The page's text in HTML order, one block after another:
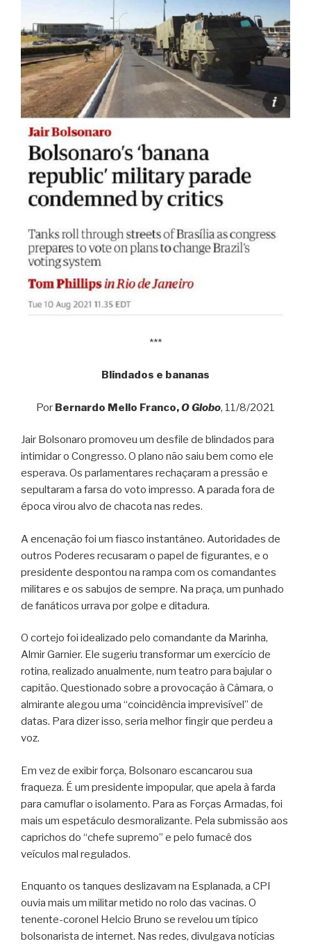
***
Blindados e bananas
Por Bernardo Mello Franco,O Globo, 11/8/2021
Jair Bolsonaro promoveu um desfile de blindados para
intimidar o Congresso. O plano não saiu bem como ele
esperava. Os parlamentares rechaçaram a pressão e
sepultaram a farsa do voto impresso. A parada fora de
época virou alvo de chacota nas redes.
A encenação foi um fiasco instantâneo. Autoridades de
outros Poderes recusaram o papel de figurantes, e o
presidente despontou na rampa com os comandantes
militares e os sabujos de sempre. Na praça, um punhado
de fanáticos urrava por golpe e ditadura.
O cortejo foi idealizado pelo comandante da Marinha,
Almir Garnier. Ele sugeriu transformar um exercício de
rotina, realizado anualmente, num teatro para bajular o
capitão. Questionado sobre a provocação à Câmara, o
almirante alegou uma “coincidência imprevisível” de
datas. Para dizer isso, seria melhor fingir que perdeu a
voz.
Em vez de exibir força, Bolsonaro escancarou sua
fraqueza. É um presidente impopular, que apela à farda
para camuflar o isolamento. Para as Forças Armadas, foi
mais um espetáculo desmoralizante. Pela submissão aos
caprichos do “chefe supremo” e pelo fumacê dos
veículos mal regulados.
Enquanto os tanques deslizavam na Esplanada, a CPI
ouvia mais um militar metido no rolo das vacinas. O
tenente-coronel Helcio Bruno se revelou um típico
bolsonarista de internet. Nas redes, divulgava notícias